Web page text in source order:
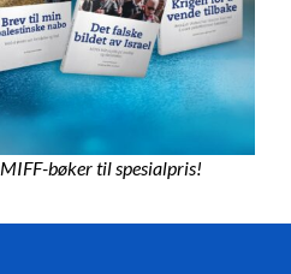
bøker til spesialpris!